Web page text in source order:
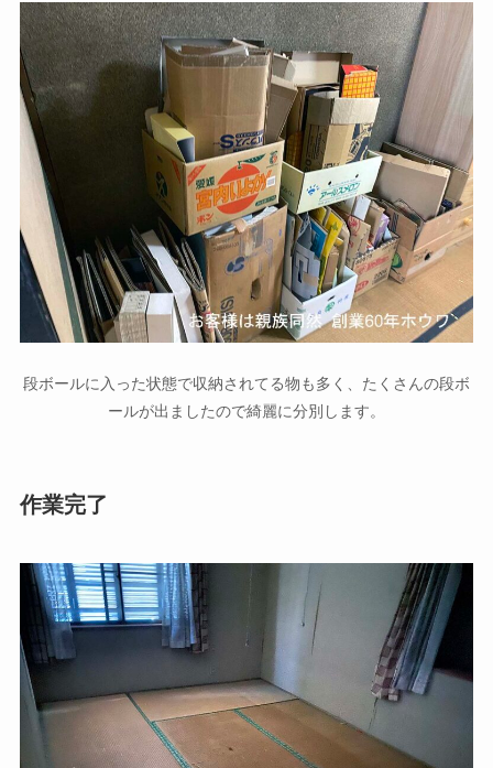
段ボールに入った状態で収納されてる物も多く、たくさんの段ボ
ールが出ましたので綺麗に分別します。
作業完了